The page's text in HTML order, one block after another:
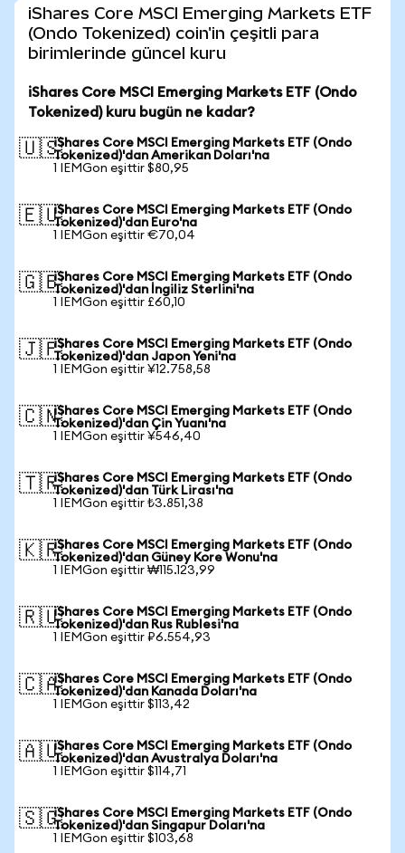
iShares Core MSCI Emerging Markets ETF
(Ondo Tokenized) coin'in çeşitli para
birimlerinde güncel kuru
iShares Core MSCI Emerging Markets ETF (Ondo
Tokenized) kuru bugün ne kadar?
🇺🇸iShares Core MSCI Emerging Markets ETF (Ondo
Tokenized)'dan Amerikan Doları'na
1 IEMGon eşittir $80,95
🇪🇺iShares Core MSCI Emerging Markets ETF (Ondo
Tokenized)'dan Euro'na
1 IEMGon eşittir €70,04
🇬🇧iShares Core MSCI Emerging Markets ETF (Ondo
Tokenized)'dan İngiliz Sterlini'na
1 IEMGon eşittir £60,10
🇯🇵iShares Core MSCI Emerging Markets ETF (Ondo
Tokenized)'dan Japon Yeni'na
1 IEMGon eşittir ¥12.758,58
🇨🇳iShares Core MSCI Emerging Markets ETF (Ondo
Tokenized)'dan Çin Yuanı'na
1 IEMGon eşittir ¥546,40
🇹🇷iShares Core MSCI Emerging Markets ETF (Ondo
Tokenized)'dan Türk Lirası'na
1 IEMGon eşittir ₺3.851,38
🇰🇷iShares Core MSCI Emerging Markets ETF (Ondo
Tokenized)'dan Güney Kore Wonu'na
1 IEMGon eşittir ₩115.123,99
🇷🇺iShares Core MSCI Emerging Markets ETF (Ondo
Tokenized)'dan Rus Rublesi'na
1 IEMGon eşittir ₽6.554,93
🇨🇦iShares Core MSCI Emerging Markets ETF (Ondo
Tokenized)'dan Kanada Doları'na
1 IEMGon eşittir $113,42
🇦🇺iShares Core MSCI Emerging Markets ETF (Ondo
Tokenized)'dan Avustralya Doları'na
1 IEMGon eşittir $114,71
🇸🇬iShares Core MSCI Emerging Markets ETF (Ondo
Tokenized)'dan Singapur Doları'na
1 IEMGon eşittir $103,68